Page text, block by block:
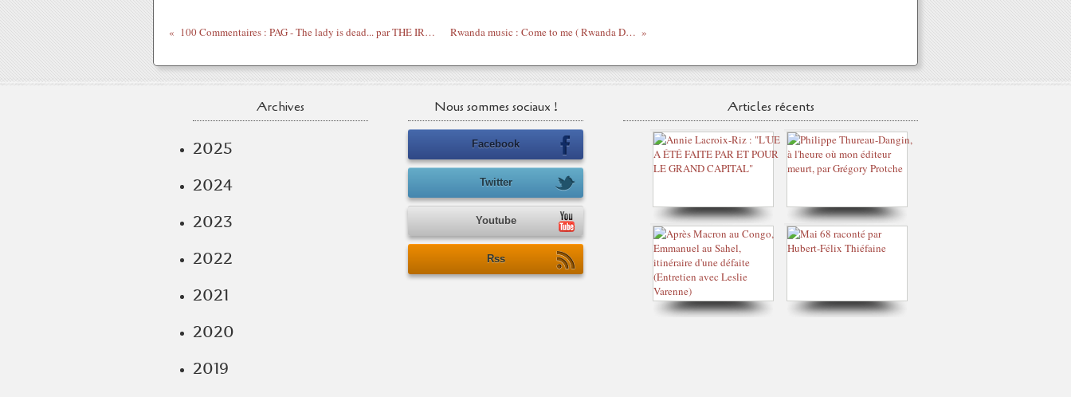
100 Commentaires : PAG - The lady is dead... par THE IRREPRESSIBLES - "IN THIS SHIRT" Rwanda music : Come to me ( Rwanda Diva ) by Bebe Cool & Alfa
Archives
2025
2024
2023
2022
2021
2020
2019
Nous sommes sociaux !
Facebook
Twitter
Youtube
Rss
Articles récents